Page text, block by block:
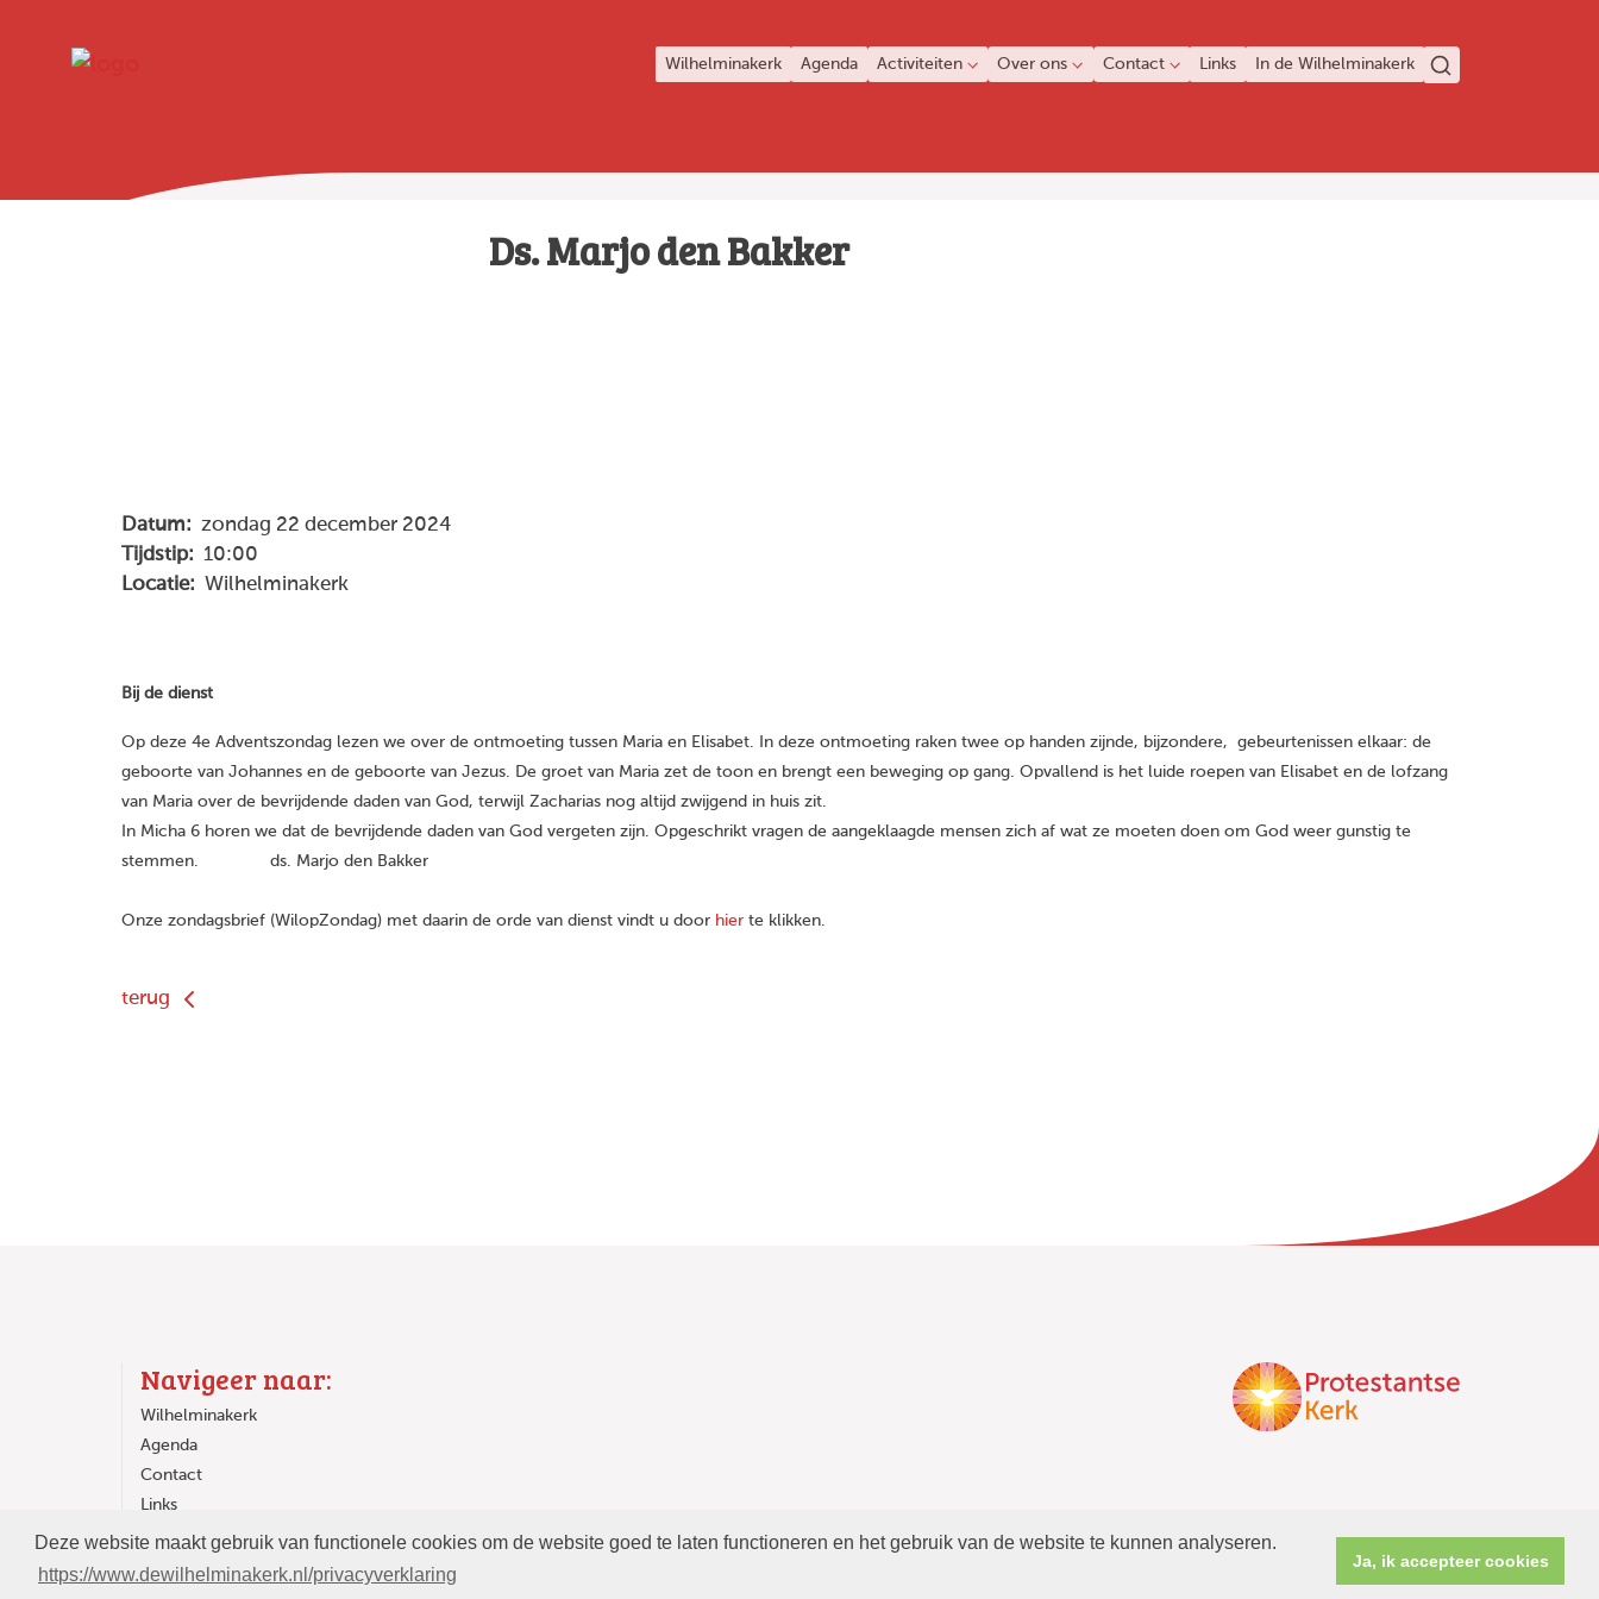
Deze website maakt gebruik van functionele cookies om de website goed te laten functioneren en het gebruik van de website te kunnen analyseren.
https://www.dewilhelminakerk.nl/privacyverklaring
Ja, ik accepteer cookies
Wilhelminakerk Agenda Activiteiten Over ons Contact Links In de Wilhelminakerk
Ds. Marjo den Bakker
Datum: zondag 22 december 2024
Tijdstip: 10:00
Locatie: Wilhelminakerk
Bij de dienst
Op deze 4e Adventszondag lezen we over de ontmoeting tussen Maria en Elisabet. In deze ontmoeting raken twee op handen zijnde, bijzondere, gebeurtenissen elkaar: de
geboorte van Johannes en de geboorte van Jezus. De groet van Maria zet de toon en brengt een beweging op gang. Opvallend is het luide roepen van Elisabet en de lofzang
van Maria over de bevrijdende daden van God, terwijl Zacharias nog altijd zwijgend in huis zit.
In Micha 6 horen we dat de bevrijdende daden van God vergeten zijn. Opgeschrikt vragen de aangeklaagde mensen zich af wat ze moeten doen om God weer gunstig te
stemmen. ds. Marjo den Bakker
Onze zondagsbrief (WilopZondag) met daarin de orde van dienst vindt u door hier te klikken.
terug
Navigeer naar:
Wilhelminakerk
Agenda
Contact
Links
In de Wilhelminakerk